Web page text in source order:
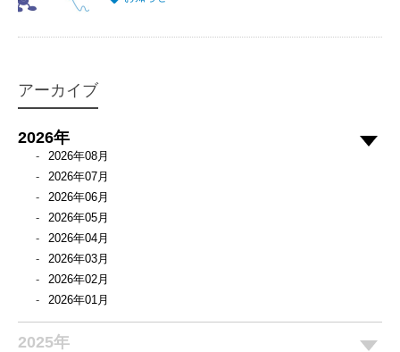
アーカイブ
2026年
2026年08月
2026年07月
2026年06月
2026年05月
2026年04月
2026年03月
2026年02月
2026年01月
2025年